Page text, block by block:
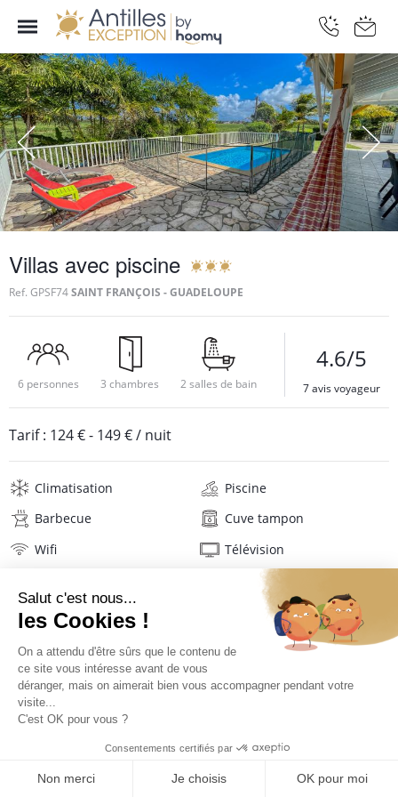
Villas avec piscine
Ref. GPSF74SAINT FRANÇOIS - GUADELOUPE
6 personnes 3 chambres 2 salles de bain
4.6/5
7 avis voyageur
Tarif : 124 €- 149 €/ nuit
Climatisation
Piscine
Barbecue
Cuve tampon
Wifi
Télévision
Mat. de repassage
Linge de maison
TARIFS ET RÉSERVATION
Description Avis Localisation
Situation de la villa